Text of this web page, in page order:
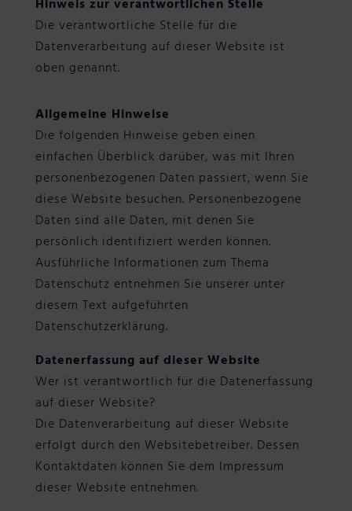
Hinweis zur verantwortlichen Stelle
Die verantwortliche Stelle für die
Datenverarbeitung auf dieser Website ist
oben genannt.
Allgemeine Hinweise
Die folgenden Hinweise geben einen
einfachen Überblick darüber, was mit Ihren
personenbezogenen Daten passiert, wenn Sie
diese Website besuchen. Personenbezogene
Daten sind alle Daten, mit denen Sie
persönlich identifiziert werden können.
Ausführliche Informationen zum Thema
Datenschutz entnehmen Sie unserer unter
diesem Text aufgeführten
Datenschutzerklärung.
Datenerfassung auf dieser Website
Wer ist verantwortlich für die Datenerfassung
auf dieser Website?
Die Datenverarbeitung auf dieser Website
erfolgt durch den Websitebetreiber. Dessen
Kontaktdaten können Sie dem Impressum
dieser Website entnehmen.